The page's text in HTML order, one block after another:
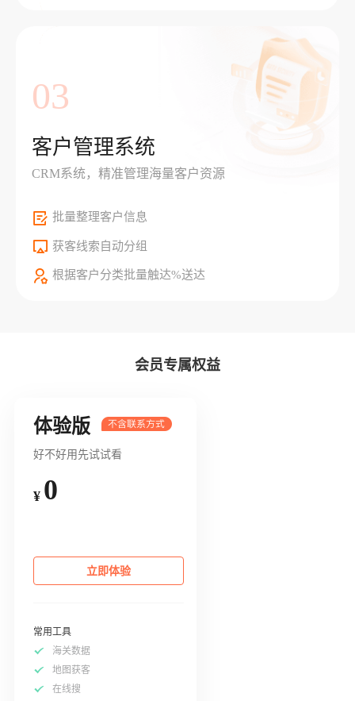
03
客户管理系统
CRM系统，精准管理海量客户资源
批量整理客户信息
获客线索自动分组
根据客户分类批量触达%送达
会员专属权益
体验版
好不好用先试试看
¥ 0
立即体验
常用工具
海关数据
地图获客
在线搜